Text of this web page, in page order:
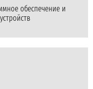
обеспечение и